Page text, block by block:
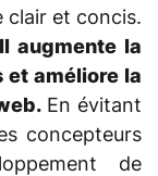
clair et concis.
Il augmente la
et améliore la
En évitant
concepteurs
de